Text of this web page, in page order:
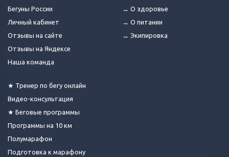
Бегуны России
Личный кабинет
Отзывы на сайте
Отзывы на Яндексе
Наша команда
★ Тренер по бегу онлайн
Видео-консультация
★ Беговые программы
Программы на 10 км
Полумарафон
Подготовка к марафону
→ О здоровье
→ О питании
→ Экипировка